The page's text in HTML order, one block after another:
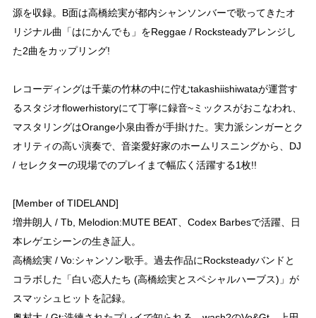
源を収録。B面は高橋絵実が都内シャンソンバーで歌ってきたオ
リジナル曲「はにかんでも」をReggae / Rocksteadyアレンジし
た2曲をカップリング!
レコーディングは千葉の竹林の中に佇むtakashiishiwataが運営す
るスタジオflowerhistoryにて丁寧に録音~ミックスがおこなわれ、
マスタリングはOrange小泉由香が手掛けた。実力派シンガーとク
オリティの高い演奏で、音楽愛好家のホームリスニングから、DJ
/ セレクターの現場でのプレイまで幅広く活躍する1枚!!
[Member of TIDELAND]
増井朗人 / Tb, Melodion:MUTE BEAT、Codex Barbesで活躍、日
本レゲエシーンの生き証人。
高橋絵実 / Vo:シャンソン歌手。過去作品にRocksteadyバンドと
コラボした「白い恋人たち (高橋絵実とスペシャルハーブス)」が
スマッシュヒットを記録。